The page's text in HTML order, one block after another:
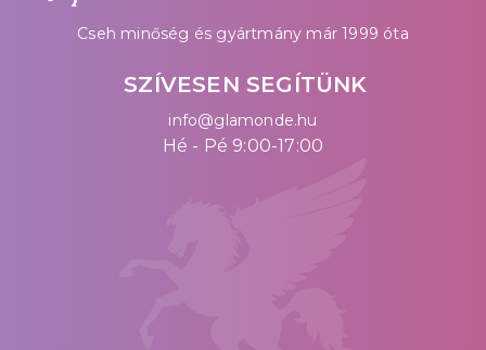
Cseh minőség és gyártmány már 1999 óta
SZÍVESEN SEGÍTÜNK
info@glamonde.hu
Hé - Pé 9:00-17:00